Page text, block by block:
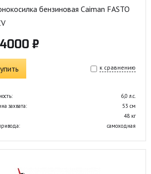
бензиновая Caiman FASTO
₽
к сравнению
6,0 л.с.
захвата:
53 см
48 кг
самоходная